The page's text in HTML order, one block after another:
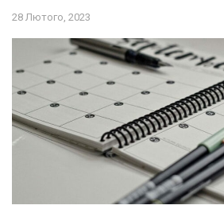
28 Лютого, 2023